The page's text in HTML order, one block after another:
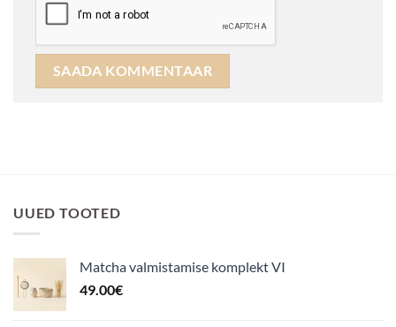
UUED TOOTED
Matcha valmistamise komplekt VI
49.00€